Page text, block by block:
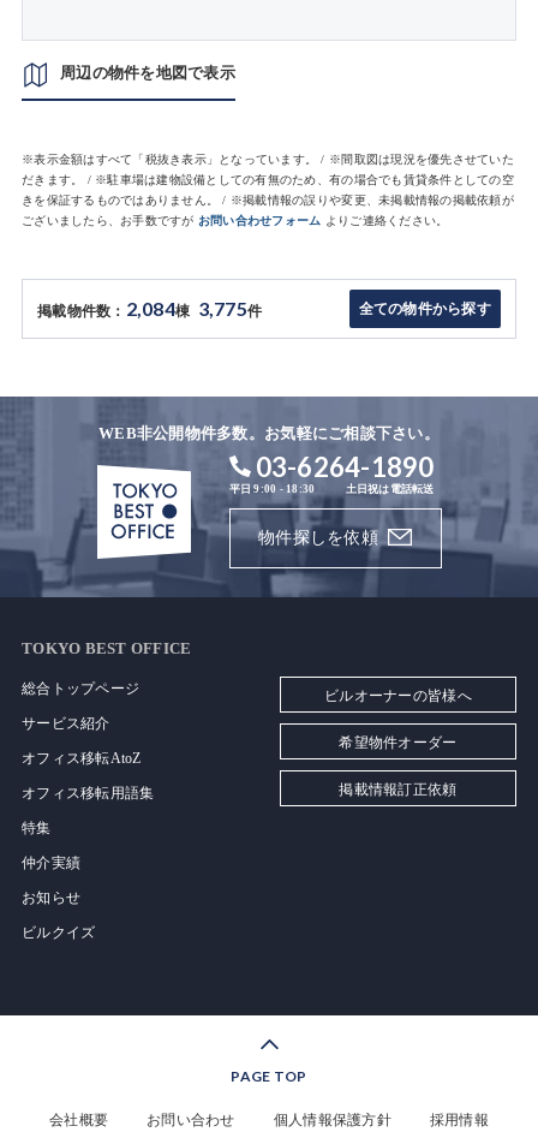
周辺の物件を地図で表示
※表示金額はすべて「税抜き表示」となっています。 / ※間取図は現況を優先させていた
だきます。 / ※駐車場は建物設備としての有無のため、有の場合でも賃貸条件としての空
きを保証するものではありません。 / ※掲載情報の誤りや変更、未掲載情報の掲載依頼が
ございましたら、お手数ですが お問い合わせフォーム よりご連絡ください。
掲載物件数： 2,084棟 3,775件 全ての物件から探す
WEB非公開物件多数。お気軽にご相談下さい。
03-6264-1890
平日 9:00 - 18:30 土日祝は電話転送
物件探しを依頼
TOKYO BEST OFFICE
総合トップページ
サービス紹介
オフィス移転AtoZ
オフィス移転用語集
特集
仲介実績
お知らせ
ビルクイズ
ビルオーナーの皆様へ
希望物件オーダー
掲載情報訂正依頼
PAGE TOP
会社概要 お問い合わせ 個人情報保護方針 採用情報